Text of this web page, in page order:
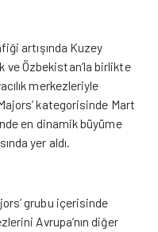
artışında Kuzey
ve Özbekistan’la birlikte
merkezleriyle
kategorisinde Mart
en dinamik büyüme
yer aldı.
grubu içerisinde
Avrupa’nın diğer